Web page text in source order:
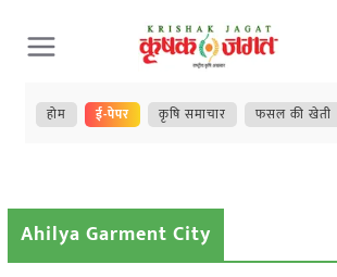
Skip
to
content
होम ई-पेपर कृषि समाचार फसल की खेती
Ahilya Garment City